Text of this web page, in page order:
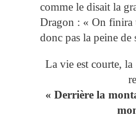
comme le disait la
Dragon : « On finira
donc pas la peine de
La vie est courte,
« Derrière la